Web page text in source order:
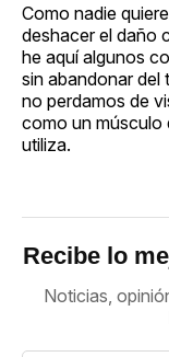
Como nadie
deshacer el daño
he aquí algunos
sin abandonar del
no perdamos de
como un músculo
utiliza.
Recibe lo
Noticias,